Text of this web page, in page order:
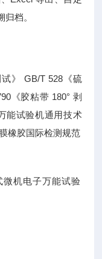
档。
》 GB/T 528《硫
《胶粘带 180° 剥
能试验机通用技术
橡胶国际检测规范
微机电子万能试验